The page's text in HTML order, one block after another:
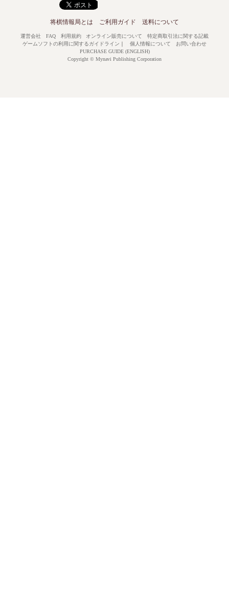
将棋情報局とは ご利用ガイド 送料について
運営会社 FAQ 利用規約 オンライン販売について
特定商取引法に関する記載
ゲームソフトの利用に関するガイドライン
個人情報について
お問い合わせ
PURCHASE GUIDE (ENGLISH)
Copyright © Mynavi Publishing Corporation